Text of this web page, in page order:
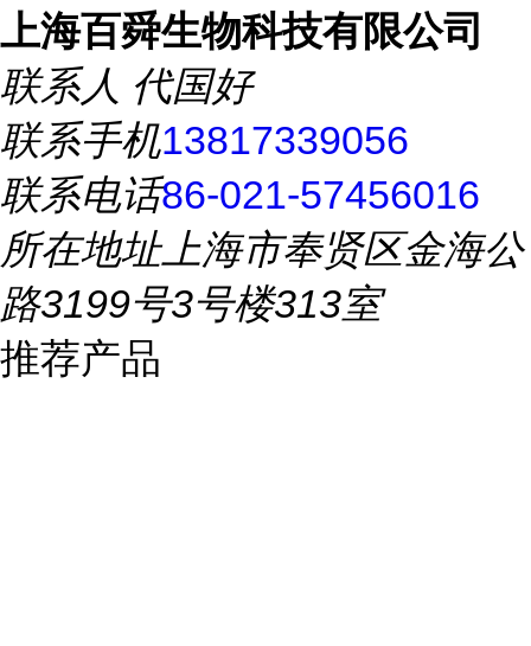
上海百舜生物科技有限公司
联系人 代国好
联系手机13817339056
联系电话86-021-57456016
所在地址上海市奉贤区金海公
路3199号3号楼313室
推荐产品